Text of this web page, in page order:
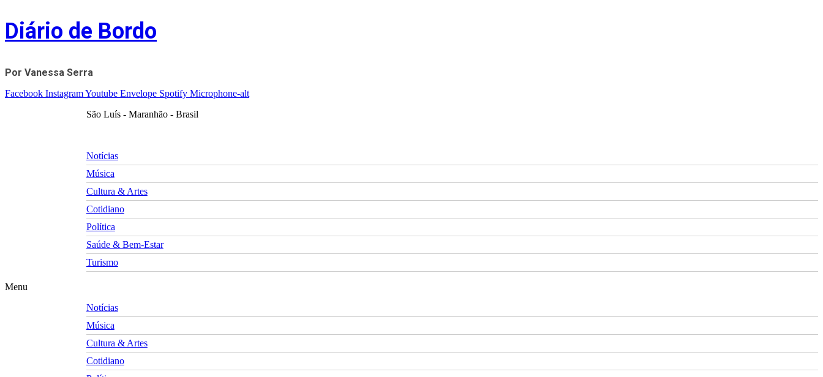
Skip
to
content
Diário de Bordo
Por Vanessa Serra
Facebook InstagramYoutube Envelope Spotify Microphone-alt
São Luís - Maranhão - Brasil
Notícias
Música
Cultura & Artes
Cotidiano
Política
Saúde & Bem-Estar
Turismo
Menu
Notícias
Música
Cultura & Artes
Cotidiano